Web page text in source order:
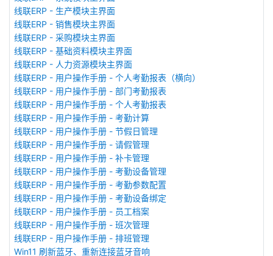
线联ERP - 生产模块主界面
线联ERP - 销售模块主界面
线联ERP - 采购模块主界面
线联ERP - 基础资料模块主界面
线联ERP - 人力资源模块主界面
线联ERP - 用户操作手册 - 个人考勤报表（横向）
线联ERP - 用户操作手册 - 部门考勤报表
线联ERP - 用户操作手册 - 个人考勤报表
线联ERP - 用户操作手册 - 考勤计算
线联ERP - 用户操作手册 - 节假日管理
线联ERP - 用户操作手册 - 请假管理
线联ERP - 用户操作手册 - 补卡管理
线联ERP - 用户操作手册 - 考勤设备管理
线联ERP - 用户操作手册 - 考勤参数配置
线联ERP - 用户操作手册 - 考勤设备绑定
线联ERP - 用户操作手册 - 员工档案
线联ERP - 用户操作手册 - 班次管理
线联ERP - 用户操作手册 - 排班管理
Win11 刷新蓝牙、重新连接蓝牙音响